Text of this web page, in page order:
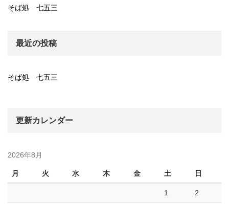
そば処 七五三
最近の投稿
そば処 七五三
更新カレンダー
2026年8月
月 火 水 木 金 土 日
1 2